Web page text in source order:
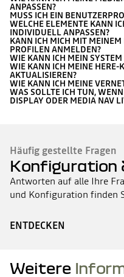
ANPASSEN?
MUSS ICH EIN
WELCHE ELEMENTE KANN
INDIVIDUELL ANPASSEN?
KANN ICH MICH MIT
PROFILEN ANMELDEN?
WIE KANN ICH MEIN
WIE KANN ICH MEINE HERE-
AKTUALISIEREN?
WIE KANN ICH MEINE
WAS SOLLTE ICH TUN,
DISPLAY ODER MEDIA NAV
Häufig gestellte Fragen
Konfiguration
Antworten auf alle Ihre
und Konfiguration finden
ENTDECKEN
Weitere